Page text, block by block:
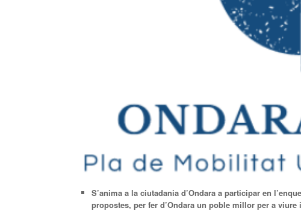
S’anima a la ciutadania d’Ondara a participar en
propostes, per fer d’Ondara un poble millor per a viure